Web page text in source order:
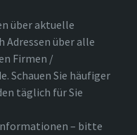
über aktuelle
Adressen über alle
Firmen /
Schauen Sie häufiger
täglich für Sie
– bitte